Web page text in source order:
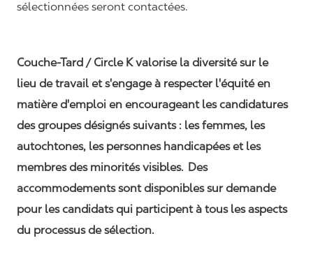
sélectionnées seront contactées.
Couche-Tard / Circle K valorise la diversité sur le
lieu de travail et s'engage à respecter l'équité en
matière d'emploi en encourageant les candidatures
des groupes désignés suivants : les femmes, les
autochtones, les personnes handicapées et les
membres des minorités visibles. Des
accommodements sont disponibles sur demande
pour les candidats qui participent à tous les aspects
du processus de sélection.